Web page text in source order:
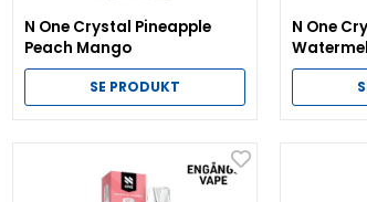
N One Crystal Pineapple
Peach Mango
SE PRODUKT
N One
pack